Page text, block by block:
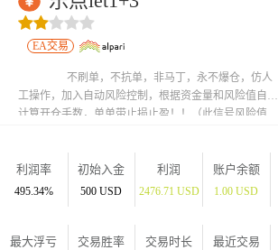
EA交易
不刷单，不抗单，非马丁，永不爆仓，仿人
工操作，加入自动风险控制，根据资金量和风险值自动
计算开仓手数，单单带止损止盈！！（此信号风险值
利润率
495.34%
初始入金
500 USD
利润
2476.71 USD
账户余额
1.00 USD
最大浮亏 交易胜率 交易时长 最近交易